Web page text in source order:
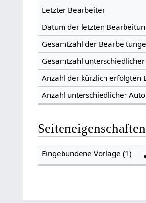
Letzter Bearbeiter
Datum der letzten
Gesamtzahl der
Gesamtzahl
Anzahl der kürzlich erfolgten
Anzahl unterschiedlicher
Seiteneigenschaften
Eingebundene Vorlage (1)